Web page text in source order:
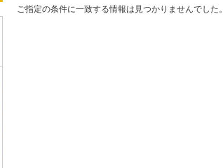
ご指定の条件に一致する情報は見つかりませんでした。